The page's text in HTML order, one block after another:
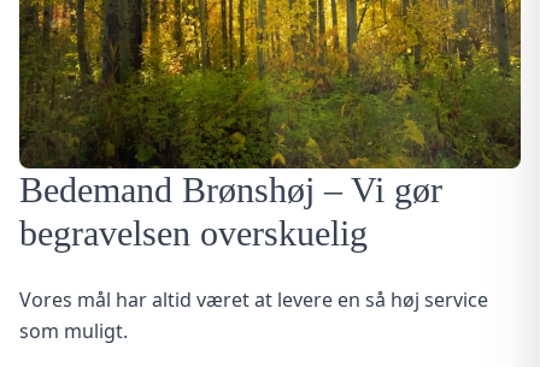
Bedemand Brønshøj – Vi gør
begravelsen overskuelig
Vores mål har altid været at levere en så høj service
som muligt.